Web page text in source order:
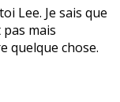
Lee. Je sais que
mais
quelque chose.